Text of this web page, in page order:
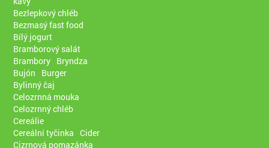
Bezlepkový chléb
Bezmasý fast food
Bílý jogurt
Bramborový salát
Brambory Bryndza
Bujón
Burger
Bylinný čaj
Celozrnná mouka
Celozrnný chléb
Cereálie
Cereální tyčinka Cider
Cizrnová pomazánka